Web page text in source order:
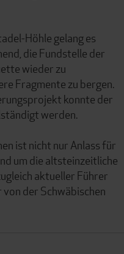
Höhle gelang es
die Fundstelle der
wieder zu
Fragmente zu bergen.
konnte der
werden.
ist nicht nur Anlass für
um die altsteinzeitliche
aktueller Führer
der Schwäbischen